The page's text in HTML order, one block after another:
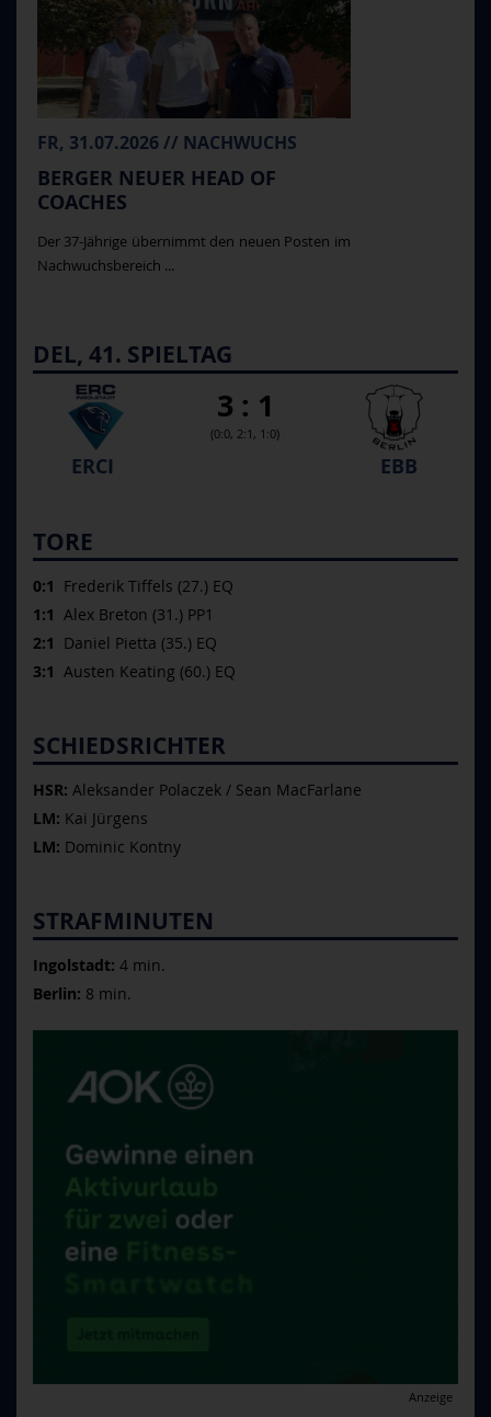
FR, 31.07.2026 // NACHWUCHS
BERGER NEUER HEAD OF
COACHES
Der 37-Jährige übernimmt den neuen Posten im
Nachwuchsbereich ...
DEL, 41. SPIELTAG
3 : 1
(0:0, 2:1, 1:0)
ERCI EBB
TORE
0:1 Frederik Tiffels (27.) EQ
1:1 Alex Breton (31.) PP1
2:1 Daniel Pietta (35.) EQ
3:1 Austen Keating (60.) EQ
SCHIEDSRICHTER
HSR: Aleksander Polaczek / Sean MacFarlane
LM: Kai Jürgens
LM: Dominic Kontny
STRAFMINUTEN
Ingolstadt: 4 min.
Berlin: 8 min.
Anzeige